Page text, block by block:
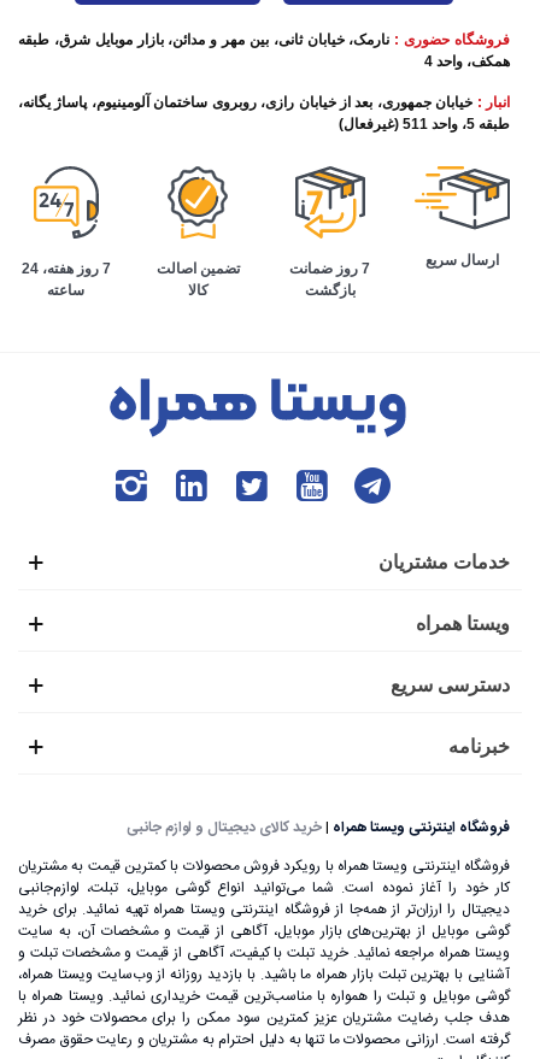
فروشگاه حضوری : نارمک، خیابان ثانی، بین مهر و مدائن، بازار موبایل شرق، طبقه
همکف، واحد 4
انبار : خیابان جمهوری، بعد از خیابان رازی، روبروی ساختمان آلومینیوم، پاساژ یگانه،
طبقه 5، واحد 511 (غیرفعال)
ارسال سریع
7 روز ضمانت
بازگشت
تضمین اصالت
کالا
7 روز هفته، 24
ساعته
خدمات مشتریان
ویستا همراه
دسترسی سریع
خبرنامه
فروشگاه اینترنتی ویستا همراه |خرید کالای دیجیتال و لوازم جانبی
فروشگاه اینترنتی ویستا همراه با رویکرد فروش محصولات با کمترین قیمت به مشتریان
کار خود را آغاز نموده است. شما می‌توانید انواع گوشی موبایل، تبلت، لوازم‌جانبی
دیجیتال را ارزان‌تر از همه‌جا از فروشگاه اینترنتی ویستا همراه تهیه نمائید. برای خرید
گوشی موبایل از بهترین‌های بازار موبایل، آگاهی از قیمت و مشخصات آن، به ‌سایت
ویستا همراه مراجعه نمائید. خرید تبلت با کیفیت، آگاهی از قیمت و مشخصات تبلت و
آشنایی با بهترین تبلت بازار همراه ما باشید. با بازدید روزانه از وب‌سایت ویستا همراه،
گوشی موبایل و تبلت را همواره با مناسب‌ترین قیمت خریداری نمائید. ویستا همراه با
هدف جلب رضایت مشتریان عزیز کمترین سود ممکن را برای محصولات خود در نظر
گرفته است. ارزانی محصولات ما تنها به دلیل احترام به مشتریان و رعایت حقوق مصرف